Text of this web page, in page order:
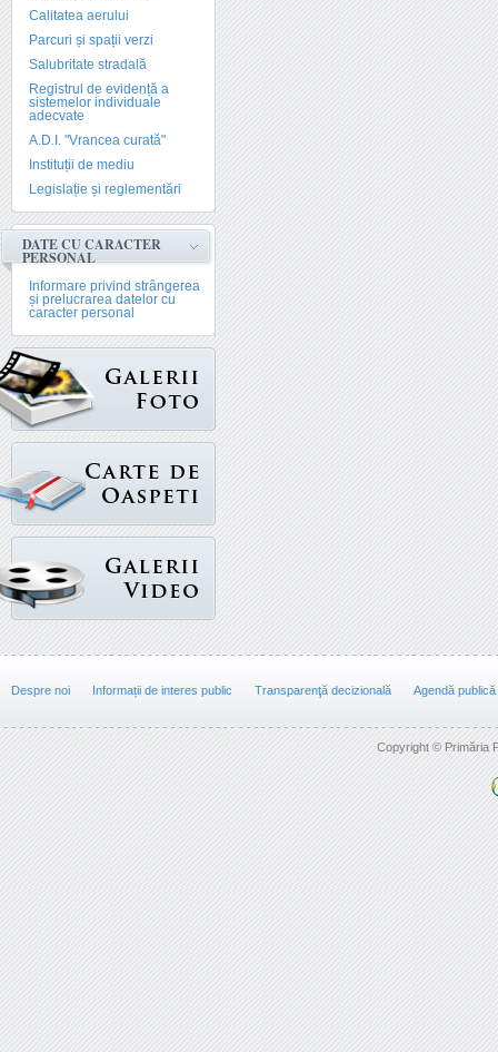
Calitatea aerului
Parcuri și spații verzi
Salubritate stradală
Registrul de evidență a
sistemelor individuale
adecvate
A.D.I. "Vrancea curată"
Instituții de mediu
Legislație și reglementări
DATE CU CARACTER
PERSONAL
Informare privind strângerea
și prelucrarea datelor cu
caracter personal
Despre noi Informații de interes public Transparenţă decizională Agendă publică
Copyright © Primăria